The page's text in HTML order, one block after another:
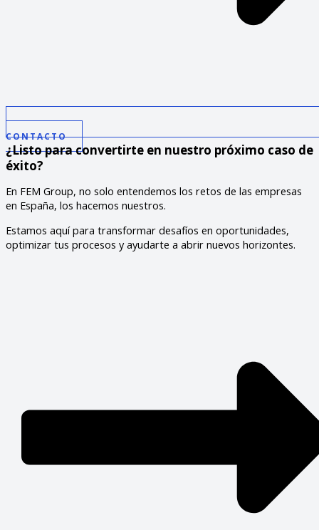
CONTACTO
¿Listo para convertirte en nuestro próximo caso de
éxito?
En FEM Group, no solo entendemos los retos de las empresas
en España, los hacemos nuestros.
Estamos aquí para transformar desafíos en oportunidades,
optimizar tus procesos y ayudarte a abrir nuevos horizontes.